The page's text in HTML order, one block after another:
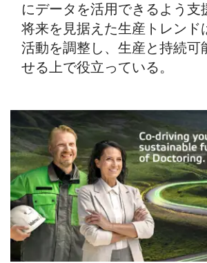
にデータを活用できるよう支
将来を見据えた生産トレンド
活動を調整し、生産と持続可
せる上で役立っている。